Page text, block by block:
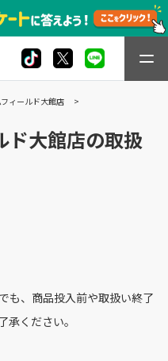
ィールド大館店
ド大館店の取扱
も、商品投入前や取扱い終了
ください。